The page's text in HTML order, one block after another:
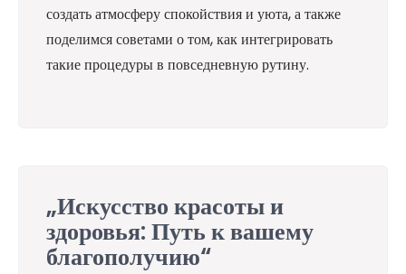
создать атмосферу спокойствия и уюта, а также
поделимся советами о том, как интегрировать
такие процедуры в повседневную рутину.
„Искусство красоты и
здоровья: Путь к вашему
благополучию“